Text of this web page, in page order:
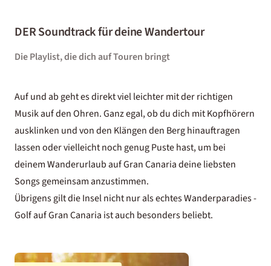
DER Soundtrack für deine Wandertour
Die Playlist, die dich auf Touren bringt
Auf und ab geht es direkt viel leichter mit der richtigen
Musik auf den Ohren. Ganz egal, ob du dich mit Kopfhörern
ausklinken und von den Klängen den Berg hinauftragen
lassen oder vielleicht noch genug Puste hast, um bei
deinem Wanderurlaub auf Gran Canaria deine liebsten
Songs gemeinsam anzustimmen.
Übrigens gilt die Insel nicht nur als echtes Wanderparadies -
Golf auf Gran Canaria ist auch besonders beliebt.